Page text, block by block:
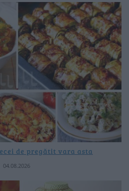
de pregătit vara asta
04.08.2026